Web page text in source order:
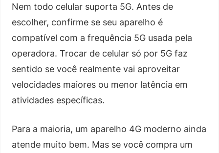
Nem todo celular suporta 5G. Antes de
escolher, confirme se seu aparelho é
compatível com a frequência 5G usada pela
operadora. Trocar de celular só por 5G faz
sentido se você realmente vai aproveitar
velocidades maiores ou menor latência em
atividades específicas.
Para a maioria, um aparelho 4G moderno ainda
atende muito bem. Mas se você compra um